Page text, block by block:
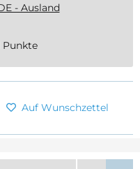
- Ausland
Punkte
Auf Wunschzettel